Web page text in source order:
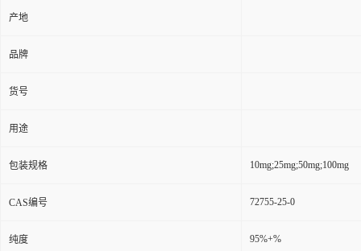
产地
品牌
货号
用途
包装规格 10mg;25mg;50mg;100mg
CAS编号 72755-25-0
纯度 95%+%